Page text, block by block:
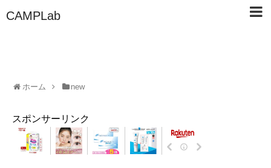
CAMPLab
ホーム new
スポンサーリンク